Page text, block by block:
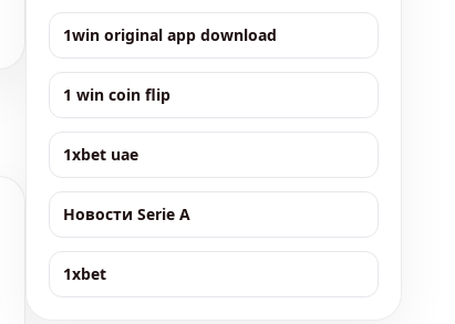
1win original app download
1 win coin flip
1xbet uae
Новости Serie A
1xbet